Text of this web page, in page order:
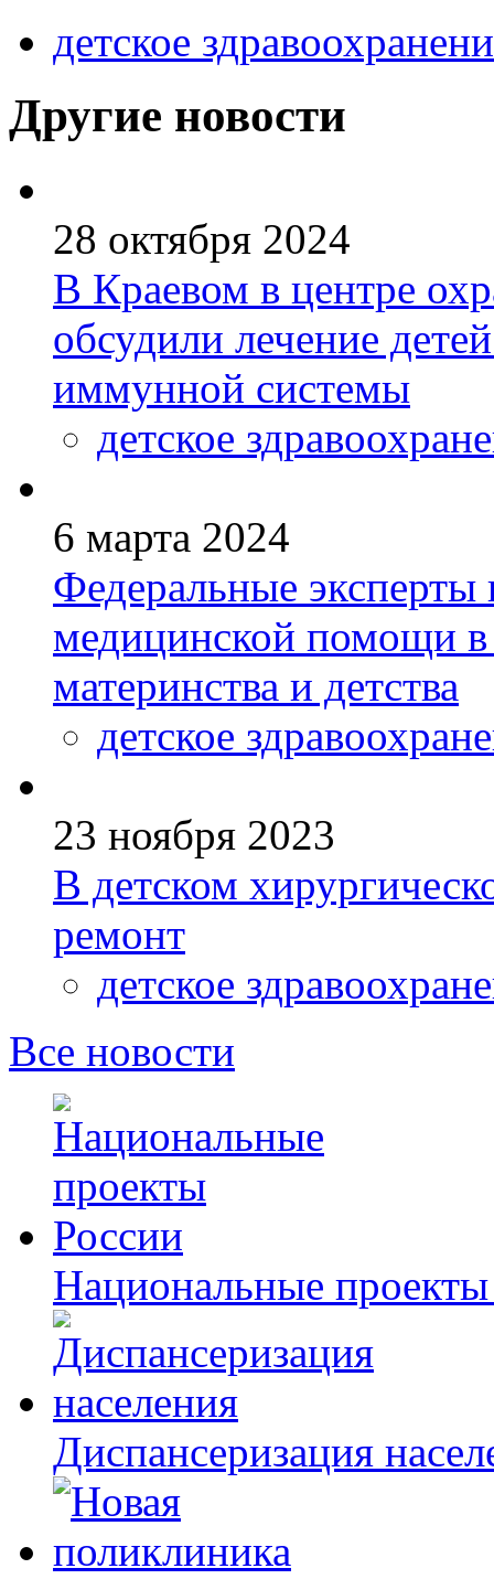
детское
Другие новости
28 октября 2024
В Краевом в центре
обсудили лечение
иммунной системы
детское
6 марта 2024
Федеральные эксперты
медицинской помощи
материнства и детства
детское
23 ноября 2023
В детском
ремонт
детское
Все новости
Национальные
Диспансеризация